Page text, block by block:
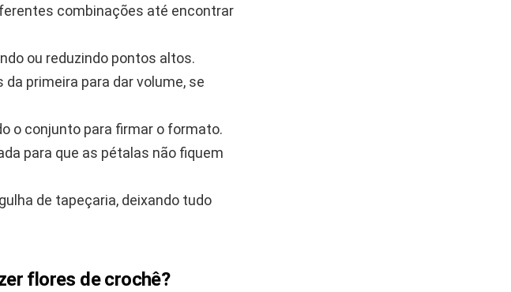
combinações até encontrar
ou reduzindo pontos altos.
primeira para dar volume, se
o conjunto para firmar o formato.
para que as pétalas não fiquem
de tapeçaria, deixando tudo
flores de crochê?